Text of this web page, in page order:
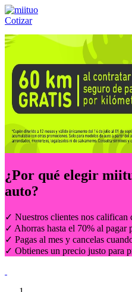
Cotizar
Llámanos al:(55) 84-21-05-00 ó
¿Por qué elegir
auto?
✓ Nuestros clientes nos califican
✓ Ahorras hasta el 70% al pagar
✓ Pagas al mes y cancelas
✓ Obtienes un precio justo para